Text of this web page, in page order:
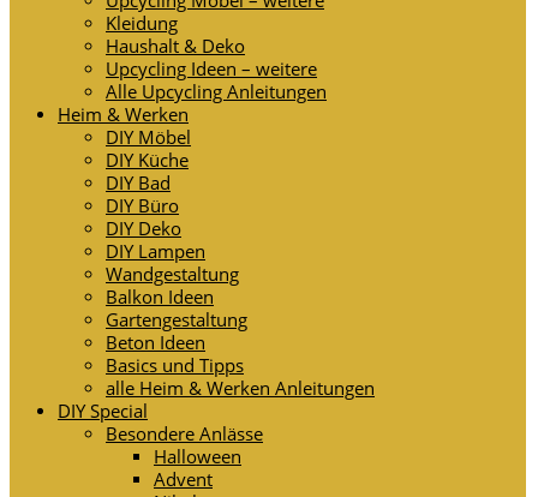
Kleidung
Haushalt & Deko
Upcycling Ideen – weitere
Alle Upcycling Anleitungen
Heim & Werken
DIY Möbel
DIY Küche
DIY Bad
DIY Büro
DIY Deko
DIY Lampen
Wandgestaltung
Balkon Ideen
Gartengestaltung
Beton Ideen
Basics und Tipps
alle Heim & Werken Anleitungen
DIY Special
Besondere Anlässe
Halloween
Advent